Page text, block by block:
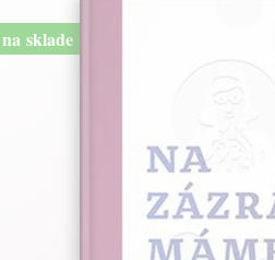
na sklade